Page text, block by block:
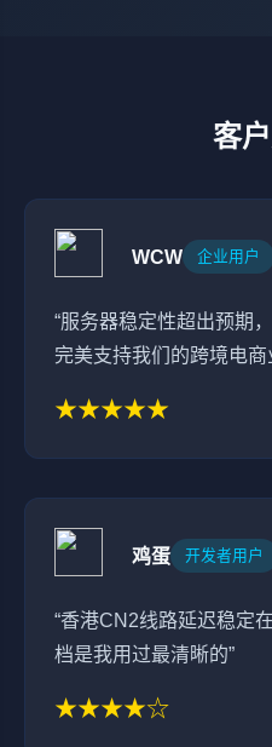
客
WCW 企业用户
“服务器稳定性超出预期
完美支持我们的跨境电商
★★★★★
鸡蛋 开发者用户
“香港CN2线路延迟稳定
档是我用过最清晰的”
★★★★☆